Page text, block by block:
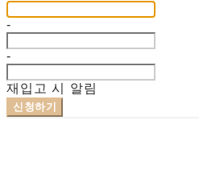
-
-
재입고 시 알림
신청하기